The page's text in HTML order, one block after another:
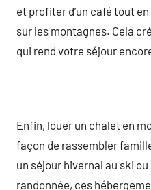
et profiter d’un café tout
sur les montagnes. Cela
qui rend votre séjour
Enfin, louer un chalet en
façon de rassembler
un séjour hivernal au ski
randonnée, ces